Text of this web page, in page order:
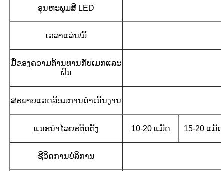
ອຸນຫະພູມສີ LED
ເວລາແລ່ນ/ມື້
ມື້ຂອງຄວາມຕ້ານທານກັບເມກແລະ
ຝົນ
ສະພາບແວດລ້ອມການດໍາເນີນງານ
ແນະນຳໄລຍະຕິດຕັ້ງ 10-20 ແມັດ 15-20 ແມັ
ຊີວິດການບໍລິການ